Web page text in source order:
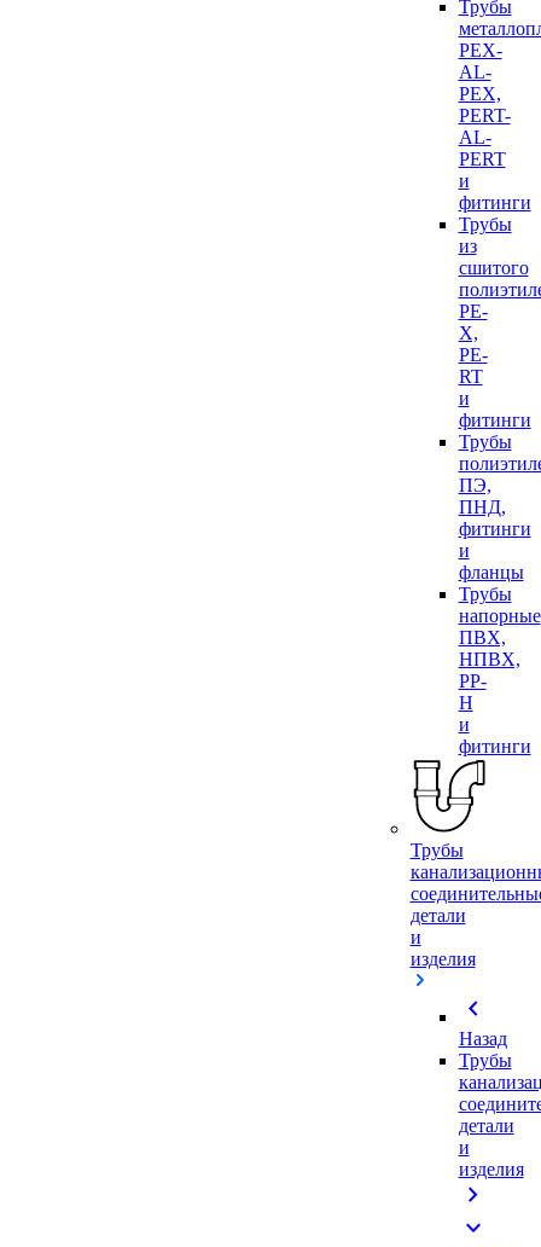
Трубы
PEX-
AL-
PEX,
PERT-
AL-
PERT
и
фитинги
Трубы
из
сшитого
PE-
X,
PE-
RT
и
фитинги
Трубы
ПЭ,
ПНД,
фитинги
и
фланцы
Трубы
напорные
ПВХ,
НПВХ,
PP-
H
и
фитинги
Трубы
детали
и
изделия
chevron_left
Назад
Трубы
детали
и
изделия
chevron_right
expand_more